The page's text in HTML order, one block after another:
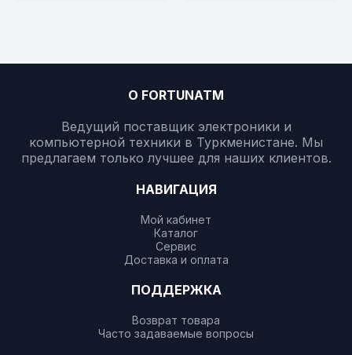
О FORTUNATM
Ведущий поставщик электроники и
компьютерной техники в Туркменистане. Мы
предлагаем только лучшее для наших клиентов.
НАВИГАЦИЯ
Мой кабинет
Каталог
Сервис
Доставка и оплата
ПОДДЕРЖКА
Возврат товара
Часто задаваемые вопросы